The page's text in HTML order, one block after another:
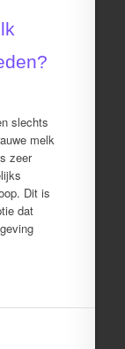
slechts
melk
zeer
Dit is
dat